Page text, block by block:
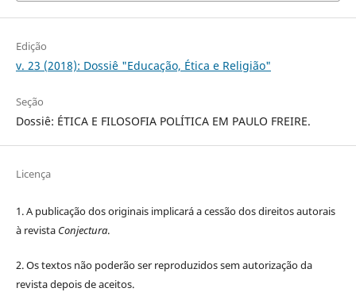
Edição
v. 23 (2018): Dossiê "Educação, Ética e Religião"
Seção
Dossiê: ÉTICA E FILOSOFIA POLÍTICA EM PAULO FREIRE.
Licença
1. A publicação dos originais implicará a cessão dos direitos autorais
à revista Conjectura.
2. Os textos não poderão ser reproduzidos sem autorização da
revista depois de aceitos.